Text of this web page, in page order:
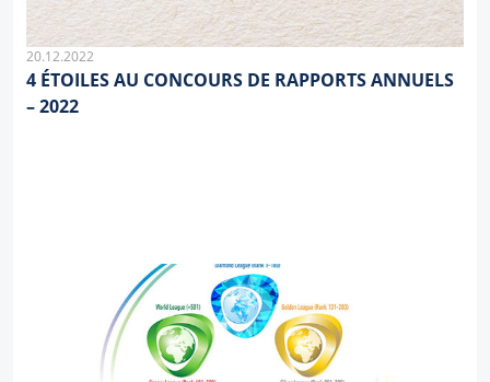
20.12.2022
4 ÉTOILES AU CONCOURS DE RAPPORTS ANNUELS
– 2022